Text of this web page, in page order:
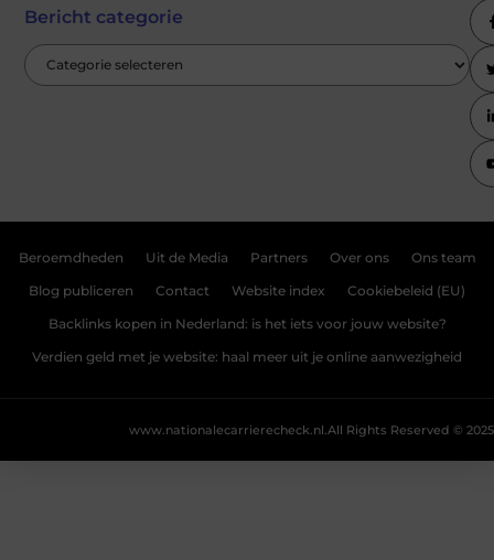
Bericht categorie
Beroemdheden Uit de Media Partners Over ons Ons team
Blog publiceren Contact Website index Cookiebeleid (EU)
Backlinks kopen in Nederland: is het iets voor jouw website?
Verdien geld met je website: haal meer uit je online aanwezigheid
All Rights Reserved © 2025
www.nationalecarrierecheck.nl.